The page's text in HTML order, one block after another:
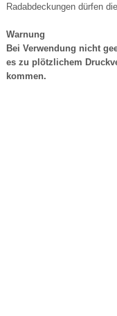
Radabdeckungen dürfen
Warnung
Bei Verwendung nicht
es zu plötzlichem
kommen.